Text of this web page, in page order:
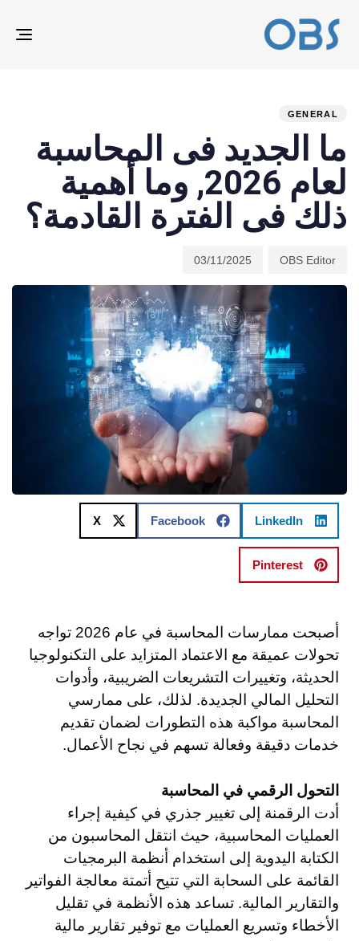
GENERAL
ما الجديد فى المحاسبة
لعام 2026, وما أهمية
ذلك فى الفترة القادمة؟
OBS Editor
03/11/2025
LinkedIn
Facebook
X
Pinterest
أصبحت ممارسات المحاسبة في عام 2026 تواجه
تحولات عميقة مع الاعتماد المتزايد على التكنولوجيا
الحديثة، وتغييرات التشريعات الضريبية، وأدوات
التحليل المالي الجديدة. لذلك، على ممارسي
المحاسبة مواكبة هذه التطورات لضمان تقديم
خدمات دقيقة وفعالة تسهم في نجاح الأعمال.
التحول الرقمي في المحاسبة
أدت الرقمنة إلى تغيير جذري في كيفية إجراء
العمليات المحاسبية، حيث انتقل المحاسبون من
الكتابة اليدوية إلى استخدام أنظمة البرمجيات
القائمة على السحابة التي تتيح أتمتة معالجة الفواتير
والتقارير المالية. تساعد هذه الأنظمة في تقليل
الأخطاء وتسريع العمليات مع توفير تقارير مالية